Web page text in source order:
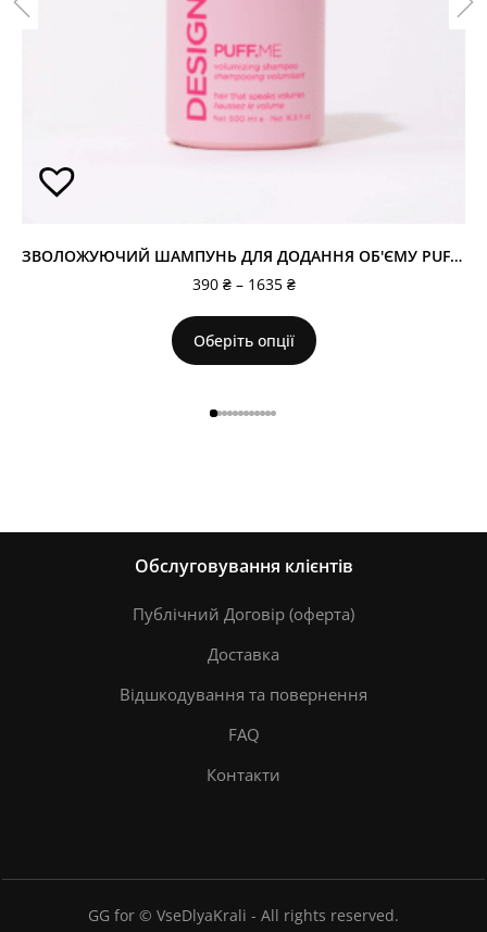
ЗВОЛОЖУЮЧИЙ ШАМПУНЬ ДЛЯ ДОДАННЯ ОБ'ЄМУ PUFF.ME
390 ₴ – 1635 ₴
Оберіть опції
Обслуговування клієнтів
Публічний Договір (оферта)
Доставка
Відшкодування та повернення
FAQ
Контакти
GG for © VseDlyaKrali - All rights reserved.